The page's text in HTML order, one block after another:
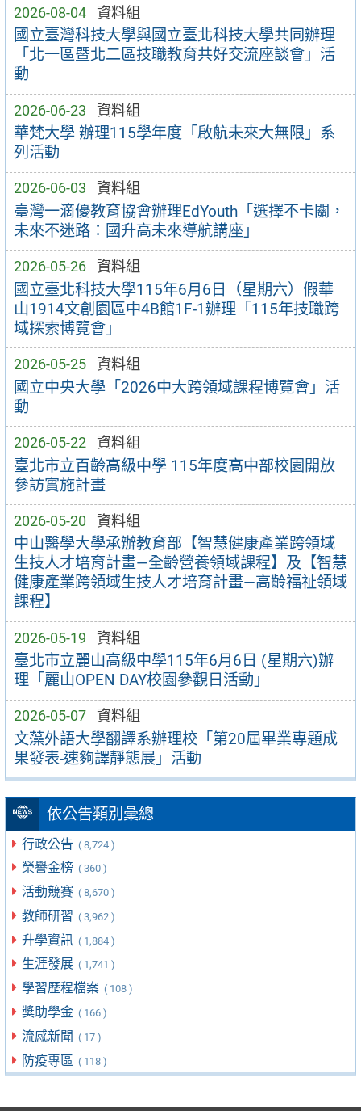
2026-08-04 資料組
國立臺灣科技大學與國立臺北科技大學共同辦理
「北一區暨北二區技職教育共好交流座談會」活
動
2026-06-23 資料組
華梵大學 辦理115學年度「啟航未來大無限」系
列活動
2026-06-03 資料組
臺灣一滴優教育協會辦理EdYouth「選擇不卡關，
未來不迷路：國升高未來導航講座」
2026-05-26 資料組
國立臺北科技大學115年6月6日（星期六）假華
山1914文創園區中4B館1F-1辦理「115年技職跨
域探索博覽會」
2026-05-25 資料組
國立中央大學「2026中大跨領域課程博覽會」活
動
2026-05-22 資料組
臺北市立百齡高級中學 115年度高中部校園開放
參訪實施計畫
2026-05-20 資料組
中山醫學大學承辦教育部【智慧健康產業跨領域
生技人才培育計畫—全齡營養領域課程】及【智慧
健康產業跨領域生技人才培育計畫—高齡福祉領域
課程】
2026-05-19 資料組
臺北市立麗山高級中學115年6月6日 (星期六)辦
理「麗山OPEN DAY校園參觀日活動」
2026-05-07 資料組
文藻外語大學翻譯系辦理校「第20屆畢業專題成
果發表-速夠譯靜態展」活動
依公告類別彙總
行政公告 ( 8,724 )
榮譽金榜 ( 360 )
活動競賽 ( 8,670 )
教師研習 ( 3,962 )
升學資訊 ( 1,884 )
生涯發展 ( 1,741 )
學習歷程檔案 ( 108 )
獎助學金 ( 166 )
流感新聞 ( 17 )
防疫專區 ( 118 )